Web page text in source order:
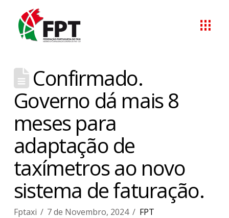
Confirmado.
Governo dá mais 8
meses para
adaptação de
taxímetros ao novo
sistema de faturação.
Fptaxi 7 de Novembro, 2024 FPT